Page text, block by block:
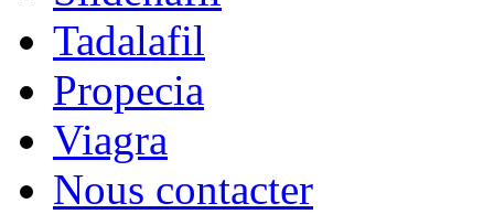
Tadalafil
Propecia
Viagra
Nous contacter